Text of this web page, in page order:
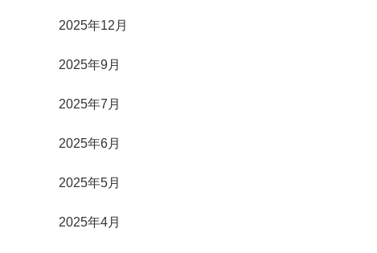
2025年12月
2025年9月
2025年7月
2025年6月
2025年5月
2025年4月